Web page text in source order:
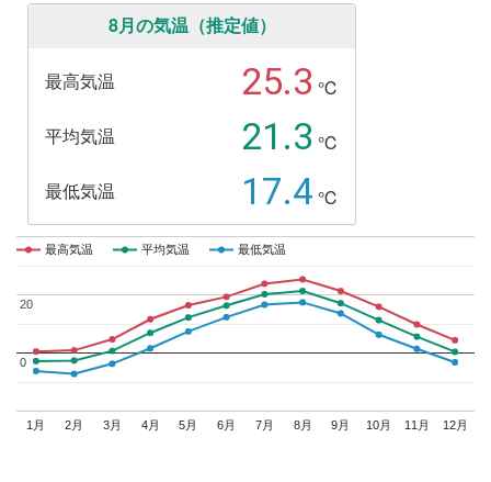
8月の気温（推定値）
最高気温 25.3 ℃
平均気温
21.3 ℃
最低気温
17.4 ℃
1月 2月 3月 4月 5月 6月 7月 8月 9月 10月 11月 12月
0
0
20
20
最高気温
最高気温 平均気温
平均気温 最低気温
最低気温